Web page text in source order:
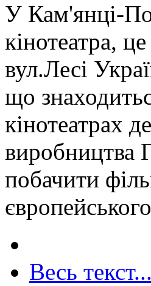
У Кам'янці-
кінотеатра,
вул.Лесі
що
кінотеатрах
виробництва
побачити
Весь текст...